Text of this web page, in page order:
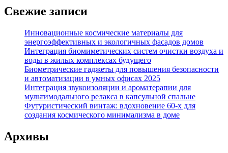
Свежие записи
Инновационные космические материалы для
энергоэффективных и экологичных фасадов домов
Интеграция биомиметических систем очистки воздуха и
воды в жилых комплексах будущего
Биометрические гаджеты для повышения безопасности
и автоматизации в умных офисах 2025
Интеграция звукоизоляции и ароматерапии для
мультимодального релакса в капсульной спальне
Футуристический винтаж: вдохновение 60-х для
создания космического минимализма в доме
Архивы